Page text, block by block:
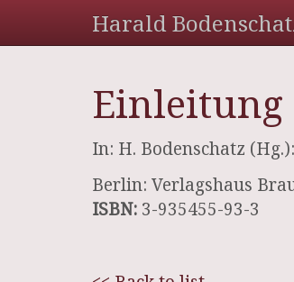
Harald
Einleitung
In: H. Bodenschatz
Berlin: Verlagshaus
ISBN: 3-935455-93-3